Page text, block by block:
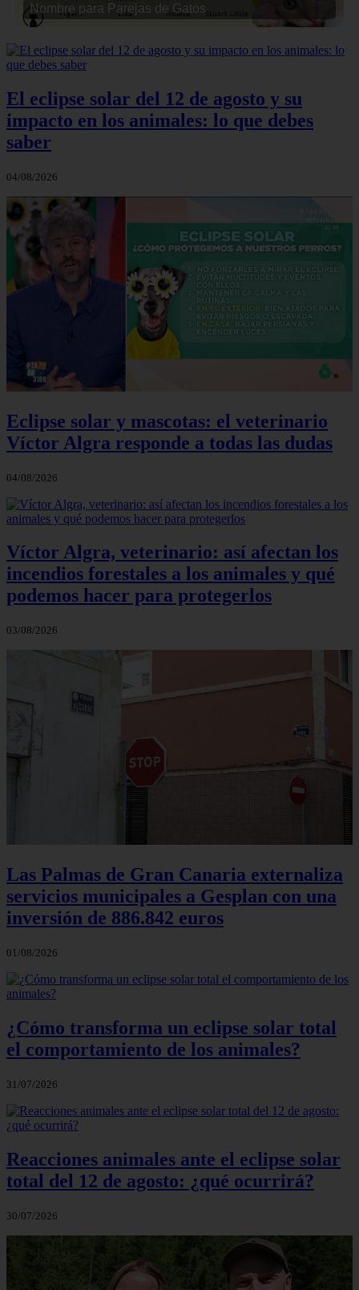
Nombre para Parejas de Gatos
El eclipse solar del 12 de agosto y su
impacto en los animales: lo que debes
saber
04/08/2026
Eclipse solar y mascotas: el veterinario
Víctor Algra responde a todas las dudas
04/08/2026
Víctor Algra, veterinario: así afectan los
incendios forestales a los animales y qué
podemos hacer para protegerlos
03/08/2026
Las Palmas de Gran Canaria externaliza
servicios municipales a Gesplan con una
inversión de 886.842 euros
01/08/2026
¿Cómo transforma un eclipse solar total
el comportamiento de los animales?
31/07/2026
Reacciones animales ante el eclipse solar
total del 12 de agosto: ¿qué ocurrirá?
30/07/2026